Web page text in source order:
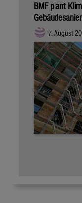
BMF plant
7. August